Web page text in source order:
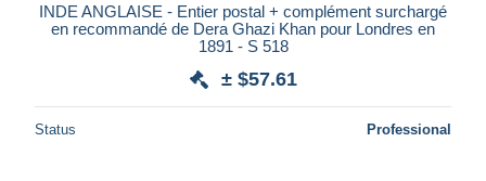
INDE ANGLAISE - Entier postal + complément surchargé
en recommandé de Dera Ghazi Khan pour Londres en
1891 - S 518
± $57.61
Status Professional